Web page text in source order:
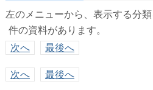
左のメニューから、表示する分類
件の資料があります。
次へ
最後へ
次へ 最後へ